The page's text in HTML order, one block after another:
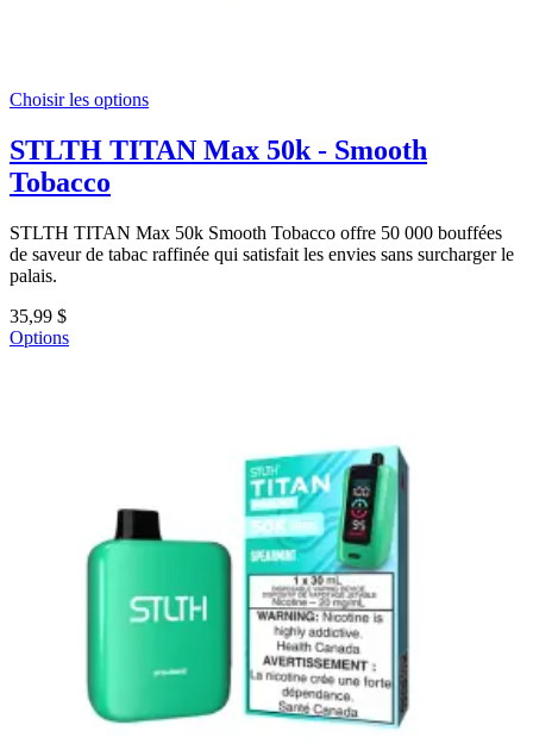
Choisir les options
STLTH TITAN Max 50k - Smooth
Tobacco
STLTH TITAN Max 50k Smooth Tobacco offre 50 000 bouffées
de saveur de tabac raffinée qui satisfait les envies sans surcharger le
palais.
35,99 $
Options